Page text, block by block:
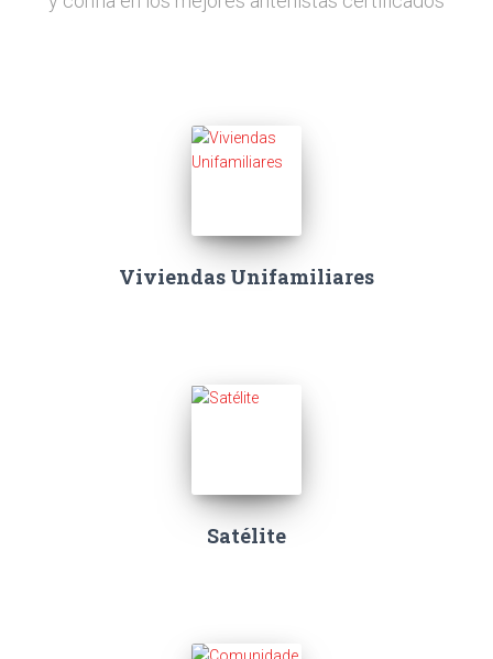
Viviendas Unifamiliares
Satélite